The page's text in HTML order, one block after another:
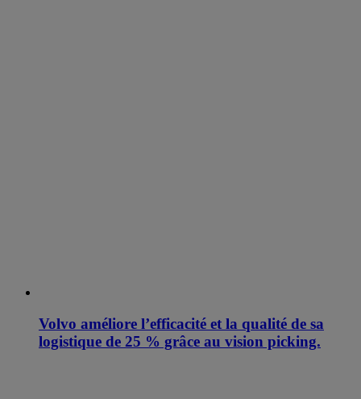
Volvo améliore l’efficacité et la qualité de sa
logistique de 25 % grâce au vision picking.